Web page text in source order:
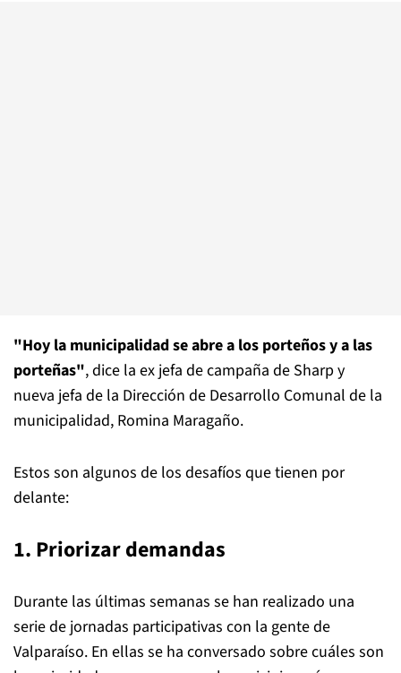
"Hoy la municipalidad se abre a los porteños y a las
porteñas", dice la ex jefa de campaña de Sharp y
nueva jefa de la Dirección de Desarrollo Comunal de la
municipalidad, Romina Maragaño.
Estos son algunos de los desafíos que tienen por
delante:
1. Priorizar demandas
Durante las últimas semanas se han realizado una
serie de jornadas participativas con la gente de
Valparaíso. En ellas se ha conversado sobre cuáles son